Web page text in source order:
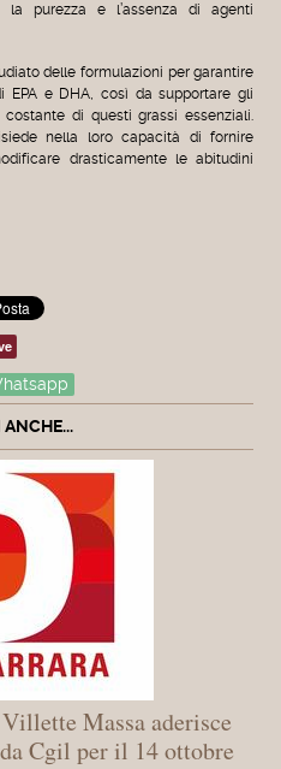
purezza e l’assenza di agenti
delle formulazioni per garantire
EPA e DHA, così da supportare gli
di questi grassi essenziali.
nella loro capacità di fornire
drasticamente le abitudini
Massa aderisce
Cgil per il 14 ottobre